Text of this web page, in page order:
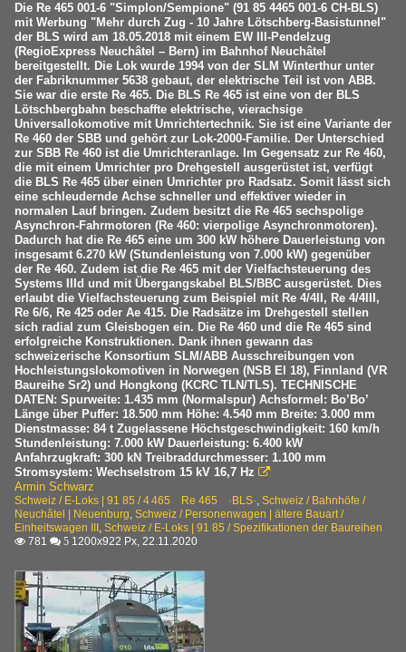
Die Re 465 001-6 "Simplon/Sempione" (91 85 4465 001-6 CH-BLS)
mit Werbung "Mehr durch Zug - 10 Jahre Lötschberg-Basistunnel"
der BLS wird am 18.05.2018 mit einem EW III-Pendelzug
(RegioExpress Neuchâtel – Bern) im Bahnhof Neuchâtel
bereitgestellt. Die Lok wurde 1994 von der SLM Winterthur unter
der Fabriknummer 5638 gebaut, der elektrische Teil ist von ABB.
Sie war die erste Re 465. Die BLS Re 465 ist eine von der BLS
Lötschbergbahn beschaffte elektrische, vierachsige
Universallokomotive mit Umrichtertechnik. Sie ist eine Variante der
Re 460 der SBB und gehört zur Lok-2000-Familie. Der Unterschied
zur SBB Re 460 ist die Umrichteranlage. Im Gegensatz zur Re 460,
die mit einem Umrichter pro Drehgestell ausgerüstet ist, verfügt
die BLS Re 465 über einen Umrichter pro Radsatz. Somit lässt sich
eine schleudernde Achse schneller und effektiver wieder in
normalen Lauf bringen. Zudem besitzt die Re 465 sechspolige
Asynchron-Fahrmotoren (Re 460: vierpolige Asynchronmotoren).
Dadurch hat die Re 465 eine um 300 kW höhere Dauerleistung von
insgesamt 6.270 kW (Stundenleistung von 7.000 kW) gegenüber
der Re 460. Zudem ist die Re 465 mit der Vielfachsteuerung des
Systems IIId und mit Übergangskabel BLS/BBC ausgerüstet. Dies
erlaubt die Vielfachsteuerung zum Beispiel mit Re 4/4II, Re 4/4III,
Re 6/6, Re 425 oder Ae 415. Die Radsätze im Drehgestell stellen
sich radial zum Gleisbogen ein. Die Re 460 und die Re 465 sind
erfolgreiche Konstruktionen. Dank ihnen gewann das
schweizerische Konsortium SLM/ABB Ausschreibungen von
Hochleistungslokomotiven in Norwegen (NSB El 18), Finnland (VR
Baureihe Sr2) und Hongkong (KCRC TLN/TLS). TECHNISCHE
DATEN: Spurweite: 1.435 mm (Normalspur) Achsformel: Bo’Bo’
Länge über Puffer: 18.500 mm Höhe: 4.540 mm Breite: 3.000 mm
Dienstmasse: 84 t Zugelassene Höchstgeschwindigkeit: 160 km/h
Stundenleistung: 7.000 kW Dauerleistung: 6.400 kW
Anfahrzugkraft: 300 kN Treibraddurchmesser: 1.100 mm
Stromsystem: Wechselstrom 15 kV 16,7 Hz 
Armin Schwarz
Schweiz / E-Loks | 91 85 / 4 465 Re 465 ·BLS·, Schweiz / Bahnhöfe /
Neuchâtel | Neuenburg, Schweiz / Personenwagen | ältere Bauart /
Einheitswagen III , Schweiz / E-Loks | 91 85 / Spezifikationen der Baureihen
 781  5 1200x922 Px, 22.11.2020